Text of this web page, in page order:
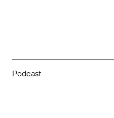
Podcast